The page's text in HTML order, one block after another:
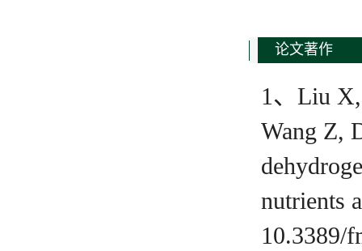
论文著作
1、Liu
Wang Z,
nutrients
10.3389/